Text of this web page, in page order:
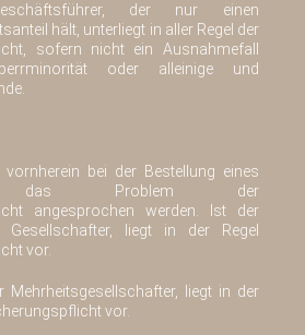
der nur einen
hält, unterliegt in aller Regel der
sofern nicht ein Ausnahmefall
oder alleinige und
bei der Bestellung eines
das Problem der
angesprochen werden. Ist der
Gesellschafter, liegt in der Regel
vor.
Mehrheitsgesellschafter, liegt in der
vor.